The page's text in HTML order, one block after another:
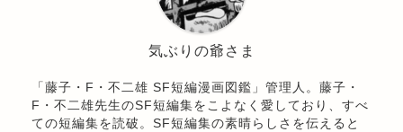
気ぶりの爺さま
「藤子・F・不二雄 SF短編漫画図鑑」管理人。藤子・
F・不二雄先生のSF短編集をこよなく愛しており、すべ
ての短編集を読破。SF短編集の素晴らしさを伝えると